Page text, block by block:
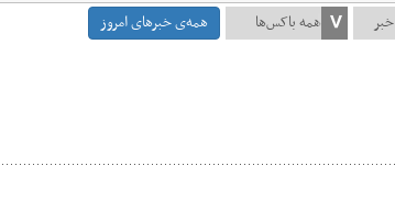
همه‌ی خبرهای امروز